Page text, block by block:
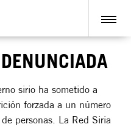
sirio ha sometido a
forzada a un número
personas. La Red Siria